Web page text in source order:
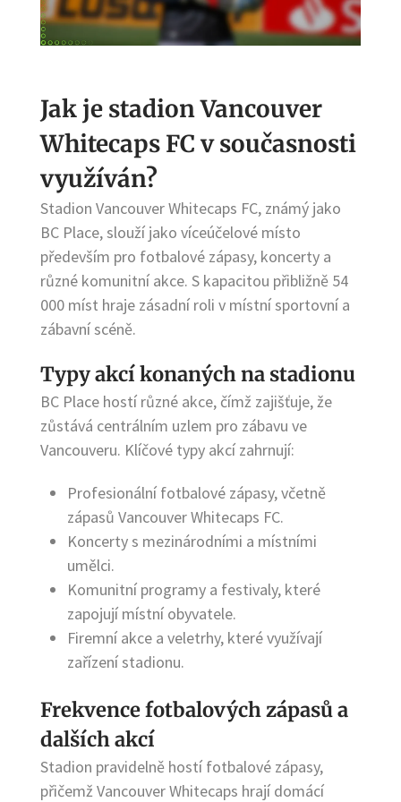
Jak je stadion Vancouver
Whitecaps FC v současnosti
využíván?
Stadion Vancouver Whitecaps FC, známý jako
BC Place, slouží jako víceúčelové místo
především pro fotbalové zápasy, koncerty a
různé komunitní akce. S kapacitou přibližně 54
000 míst hraje zásadní roli v místní sportovní a
zábavní scéně.
Typy akcí konaných na stadionu
BC Place hostí různé akce, čímž zajišťuje, že
zůstává centrálním uzlem pro zábavu ve
Vancouveru. Klíčové typy akcí zahrnují:
Profesionální fotbalové zápasy, včetně
zápasů Vancouver Whitecaps FC.
Koncerty s mezinárodními a místními
umělci.
Komunitní programy a festivaly, které
zapojují místní obyvatele.
Firemní akce a veletrhy, které využívají
zařízení stadionu.
Frekvence fotbalových zápasů a
dalších akcí
Stadion pravidelně hostí fotbalové zápasy,
přičemž Vancouver Whitecaps hrají domácí